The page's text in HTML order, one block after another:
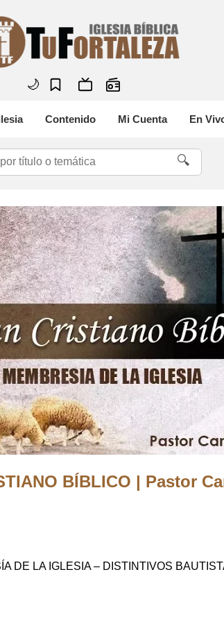
🌙
Contenido Mi Cuenta En
🔍
BÍBLICO | Pastor
DE LA IGLESIA – DISTINTIVOS